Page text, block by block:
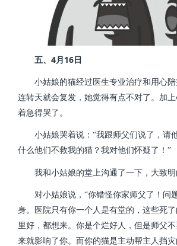
五、 4 月 16 日
小姑娘的猫经过医生专业治疗和用心
连转天就会复发，她觉得有点不对了。加
着急得哭了。
小姑娘哭着说：“我跟师父们说了，请
什么他们不救我的猫？我对他们怀疑了！”
我和小姑娘的堂上沟通了一下，大致明
对小姑娘说，“你错怪你家师父了！问
身。医院只有你一个人是有堂的，这些死
里好，都想来。你是个烂好人，但是师父
来就影响了你。而你的猫是主动帮主人挡